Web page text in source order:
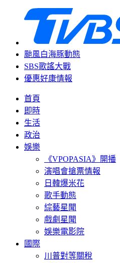
颱風白海豚動態
SBS歌謠大戰
優惠好康情報
首頁
即時
生活
政治
娛樂
《VPOPASIA》開播
演唱會搶票情報
日韓爆米花
歌手動態
綜藝星聞
戲劇星聞
娛樂電影院
國際
川普對等關稅